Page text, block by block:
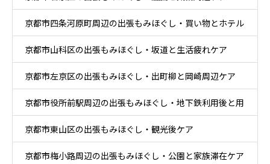
京都市四条河原町周辺の出張もみほぐし・買い物とホテル
滞在ケア
京都市山科区の出張もみほぐし・坂道と生活疲れケア
京都市左京区の出張もみほぐし・出町柳と岡崎周辺ケア
京都市役所前駅周辺の出張もみほぐし・地下鉄利用後と用
事後ケア
京都市東山区の出張もみほぐし・観光後ケア
京都市梅小路周辺の出張もみほぐし・公園と家族滞在ケア